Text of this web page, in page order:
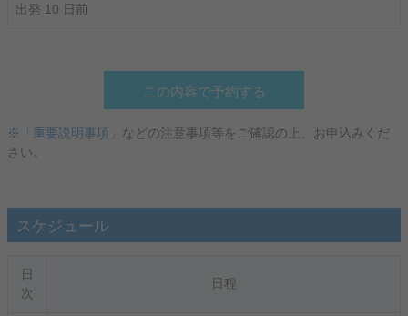
出発 10 日前
この内容で予約する
※「重要説明事項」 などの注意事項等をご確認の上、お申込みくだ
さい。
スケジュール
日
次
日程